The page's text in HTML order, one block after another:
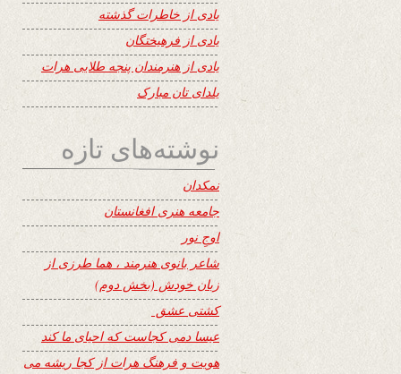
یادی از خاطرات گذشته
یادی از فرهیختگان
یادی از هنرمندان پنجه طلایی هرات
یلدای تان مبارک
نوشته‌های تازه
نمکدان
جامعه هنری افغانستان
اوجِ نور
شاعر بانوی هنرمند ، هما طرزی از
زبان خودش (بخش دوم)
کشتی عشق
عیسا دمی کجاست که احیای ما کند
هویت و فرهنگ هرات از کجا ریشه می